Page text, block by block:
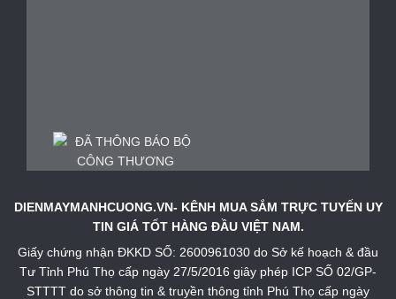
DIENMAYMANHCUONG.VN- KÊNH MUA SẮM TRỰC TUYẾN UY
TIN GIÁ TỐT HÀNG ĐẦU VIỆT NAM.
Giấy chứng nhận ĐKKD SỐ: 2600961030 do Sở kế hoạch & đầu
Tư Tỉnh Phú Thọ cấp ngày 27/5/2016 giây phép ICP SỐ 02/GP-
STTTT do sở thông tin & truyền thông tỉnh Phú Thọ cấp ngày